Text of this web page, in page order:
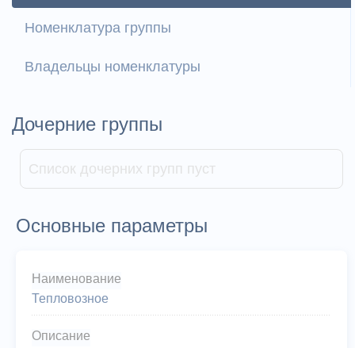
Номенклатура группы
Владельцы номенклатуры
Дочерние группы
Список дочерних групп пуст
Основные параметры
Наименование
Тепловозное
Описание